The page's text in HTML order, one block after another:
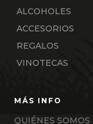
ALCOHOLES
ACCESORIOS
REGALOS
VINOTECAS
QUIÉNES SOMOS